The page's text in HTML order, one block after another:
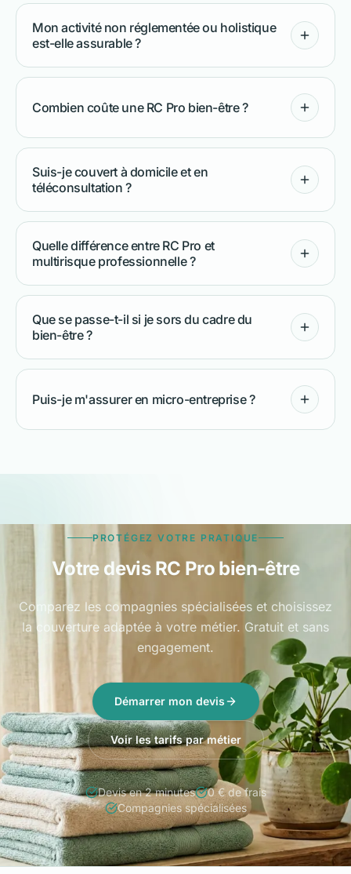
Mon activité non réglementée ou holistique
est-elle assurable ?
Combien coûte une RC Pro bien-être ?
Suis-je couvert à domicile et en
téléconsultation ?
Quelle différence entre RC Pro et
multirisque professionnelle ?
Que se passe-t-il si je sors du cadre du
bien-être ?
Puis-je m'assurer en micro-entreprise ?
PROTÉGEZ VOTRE PRATIQUE
Votre devis RC Pro bien-être
Comparez les compagnies spécialisées et choisissez
la couverture adaptée à votre métier. Gratuit et sans
engagement.
Démarrer mon devis
Voir les tarifs par métier
Devis en 2 minutes
0 € de frais
Compagnies spécialisées